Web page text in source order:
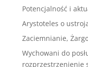
Potencjalność i
Arystoteles o
Zaciemnianie,
Wychowani do
rozprzestrzenienie